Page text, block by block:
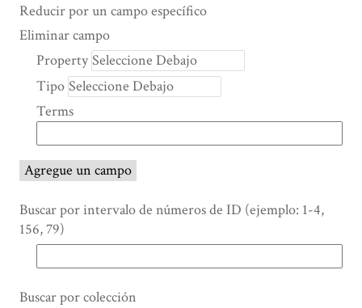
Number
rows
"Reducir
por
campo
específico":
1
Reducir por un campo específico
Search Property
Tipo de búsqueda
Términos de búsqueda
Ensamblador de Búsqueda
Eliminar campo
Property
Tipo
Terms
Agregue un campo
Buscar por intervalo de números de ID (ejemplo: 1-4,
156, 79)
Buscar por colección